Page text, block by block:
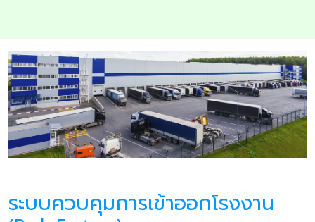
ระบบควบคุมการเข้าออกโรงงาน